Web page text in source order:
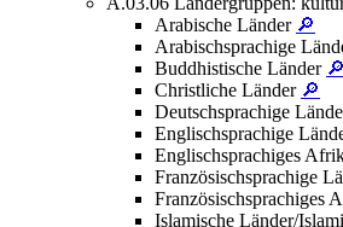
Arabische Länder 🔎
Arabischsprachige
Buddhistische Länder 🔎
Christliche Länder 🔎
Deutschsprachige
Englischsprachige
Englischsprachiges
Französischsprachige
Französischsprachiges
Islamische Länder/